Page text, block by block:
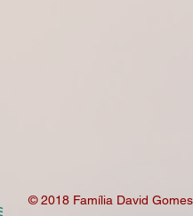
© 2018 Família David